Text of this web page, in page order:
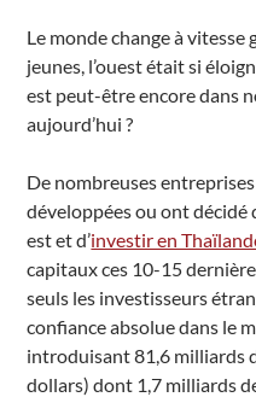
Le monde change à
jeunes, l’ouest était si
est peut-être encore dans
aujourd’hui ?
De nombreuses
développées ou ont décidé
est et d’investir en
capitaux ces 10-15
seuls les investisseurs
confiance absolue dans le
introduisant 81,6 milliards
dollars) dont 1,7 milliards